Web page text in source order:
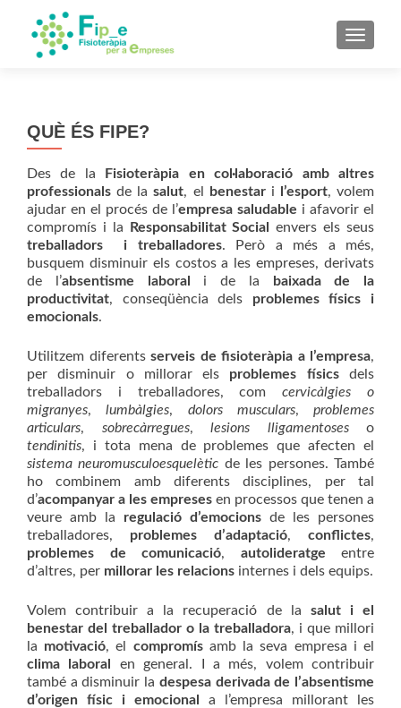
QUÈ ÉS FIPE?
Des de la Fisioteràpia
en col·laboració amb altres
professionals de la salut, el benestari l’esport, volem
ajudar en el procés de l’empresa saludable i afavorir el
compromís i la
Responsabilitat Social
envers els seus
treballadors i treballadores. Però a més a més,
busquem disminuir els costos a les empreses, derivats
de l’absentisme laboral i de la
baixada de la
productivitat, conseqüència dels problemes físics i
emocionals.
Utilitzem diferents serveis de fisioteràpia a l’empresa,
per disminuir o millorar els problemes físicsdels
treballadors i treballadores, comcervicàlgies o
migranyes,lumbàlgies, dolors musculars, problemes
articulars, sobrecàrregues, lesions lligamentoseso
tendinitis, i tota mena de problemes que afecten el
sistemaneuromusculoesquelètic de les persones. També
ho combinem amb diferents disciplines, per tal
d’acompanyar a les empreses en processos que tenen a
veure amb la regulació d’emocions de les persones
treballadores, problemes d’adaptació, conflictes,
problemes de comunicació, autolideratge entre
d’altres, per millorar les relacions internes i dels equips.
Volem contribuir a la recuperació de la salut i el
benestar del treballador o la treballadora, i que millori
la motivació, el compromísamb la seva empresa i el
clima laboral
en general. I a més, volem contribuir
també a disminuir la despesa derivada de l’absentisme
d’origen físic i emocional
a l’empresa millorant les